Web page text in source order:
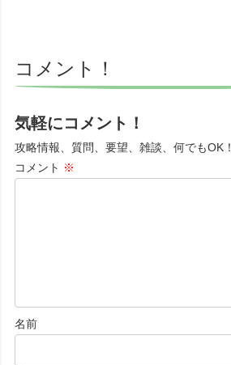
コメント！
気軽にコメント！
攻略情報、質問、要望、雑談、何でもOK！
コメント ※
名前